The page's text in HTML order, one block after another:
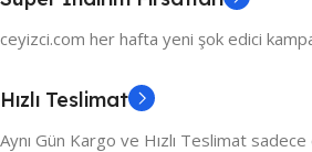
ceyizci.com her hafta yeni şok edici
Hızlı Teslimat
Aynı Gün Kargo ve Hızlı Teslimat